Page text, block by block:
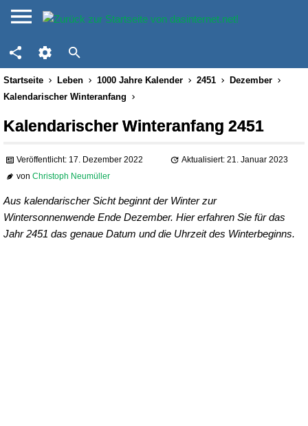
Startseite Leben 1000 Jahre Kalender 2451
Dezember
Kalendarischer Winteranfang
Kalendarischer Winteranfang 2451
Veröffentlicht: 17. Dezember 2022
Aktualisiert: 21. Januar 2023
vonChristoph Neumüller
Aus kalendarischer Sicht beginnt der Winter zur
Wintersonnenwende Ende Dezember. Hier erfahren Sie für das
Jahr 2451 das genaue Datum und die Uhrzeit des Winterbeginns.